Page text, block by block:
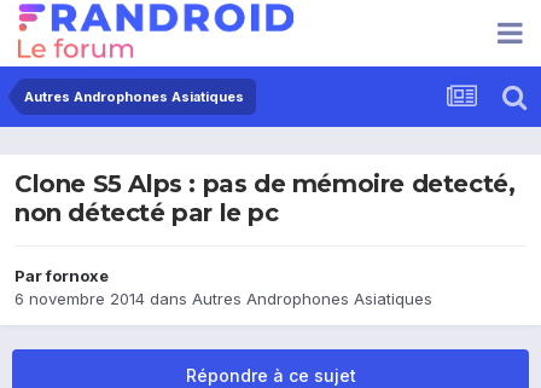
Autres Androphones Asiatiques
Clone S5 Alps : pas de mémoire detecté,
non détecté par le pc
Parfornoxe
6 novembre 2014 dans Autres Androphones Asiatiques
Répondre à ce sujet